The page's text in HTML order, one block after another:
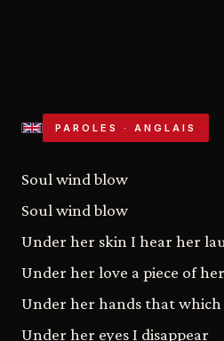
PAROLES · ANGLAIS
Soul wind blow
Soul wind blow
Under her skin I hear her
Under her love a piece of her
Under her hands that
Under her eyes I disappear